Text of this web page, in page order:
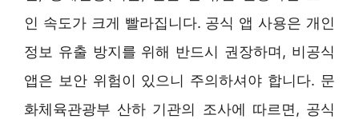
인 속도가 크게 빨라집니다. 공식 앱 사용은 개인
정보 유출 방지를 위해 반드시 권장하며, 비공식
앱은 보안 위험이 있으니 주의하셔야 합니다. 문
화체육관광부 산하 기관의 조사에 따르면, 공식